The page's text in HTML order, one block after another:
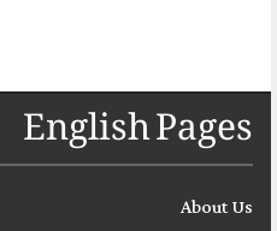
English Pages
About Us